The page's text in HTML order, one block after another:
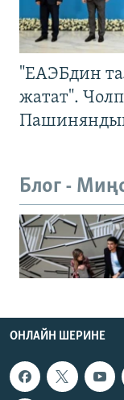
"ЕАЭБдин
жатат".
Блог -
ОНЛАЙН ШЕРИНЕ